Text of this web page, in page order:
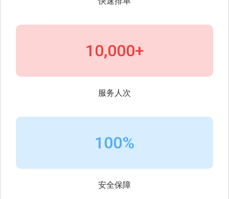
10,000+
服务人次
100%
安全保障